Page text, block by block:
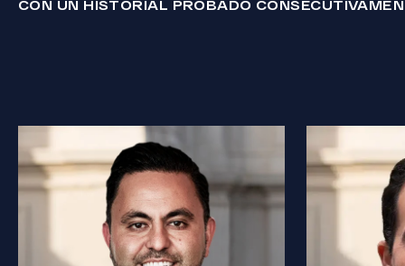
CON UN HISTORIAL PROBADO